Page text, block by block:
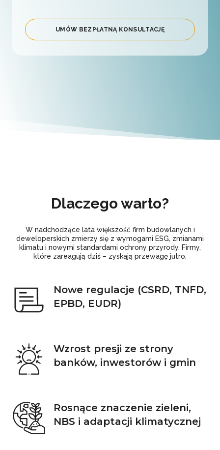
UMÓW BEZPŁATNĄ KONSULTACJĘ
Dlaczego warto?
W nadchodzące lata większość firm budowlanych i
deweloperskich zmierzy się z wymogami ESG, zmianami
klimatu i nowymi standardami ochrony przyrody. Firmy,
które zareagują dziś – zyskają przewagę jutro.
Nowe regulacje (CSRD, TNFD,
EPBD, EUDR)
Wzrost presji ze strony
banków, inwestorów i gmin
Rosnące znaczenie zieleni,
NBS i adaptacji klimatycznej